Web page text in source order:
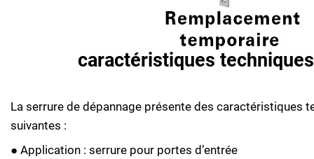
caractéristiques techniques
La serrure de dépannage présente des caractéristiques
suivantes :
● Application : serrure pour portes d’entrée